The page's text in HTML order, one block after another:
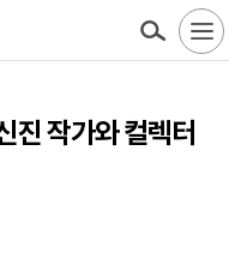
진 작가와 컬렉터